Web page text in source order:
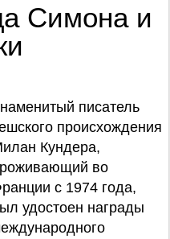
Симона и
писатель
происхождения
Кундера,
во
с 1974 года,
удостоен награды